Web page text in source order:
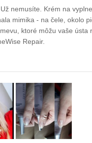
nemusíte. Krém na
mimika - na čele, okolo
ktoré môžu vaše
Repair.